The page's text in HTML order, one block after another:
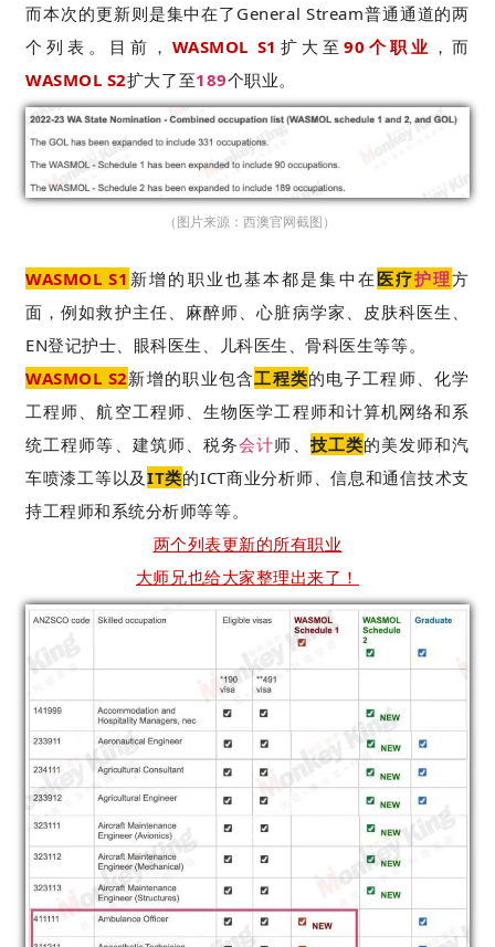
而本次的更新则是集中在了General Stream普通通道的两
个列表。目前， WASMOL S1 扩大至90个职业 ，而
WASMOL S2扩大了至189个职业。
（图片来源：西澳官网截图 ）
WASMOL S1 新增的职业也基本都是集中在 医疗护理方
面，例如救护主任、麻醉师、心脏病学家、皮肤科医生、
EN登记护士、眼科医生、儿科医生、骨科医生等等。
WASMOL S2新增的职业包含工程类的电子工程师、化学
工程师、航空工程师、生物医学工程师和计算机网络和系
统工程师等、建筑师、税务会计师、 技工类的美发师和汽
车喷漆工等以及IT类的ICT商业分析师、信息和通信技术支
持工程师和系统分析师等等。
两个列表更新的所有职业
大师兄也给大家整理出来了！